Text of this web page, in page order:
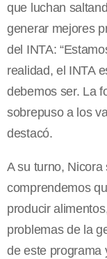
que luchan
generar mejores
del INTA:
realidad, el INTA
debemos ser. La
sobrepuso a los
destacó.
A su turno, Nicora
comprendemos
producir
problemas de la
de este programa